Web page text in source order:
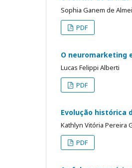
Sophia Ganem de
PDF
O neuromarketing
Lucas Felippi Alberti
PDF
Evolução histórica
Kathlyn Vitória Pereira
PDF